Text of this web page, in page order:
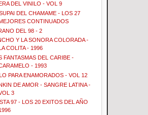
DEL VINILO - VOL 9
DEL CHAMAME - LOS 27
CONTINUADOS
DEL 98 - 2
Y LA SONORA COLORADA -
LA COLITA - 1996
FANTASMAS DEL CARIBE -
- 1993
PARA ENAMORADOS - VOL 12
DE AMOR - SANGRE LATINA -
3
97 - LOS 20 EXITOS DEL AÑO